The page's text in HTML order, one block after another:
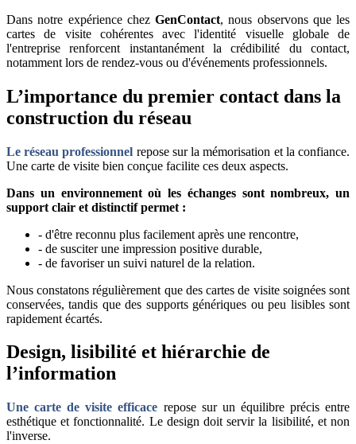
Dans notre expérience chez GenContact, nous observons que les
cartes de visite cohérentes avec l'identité visuelle globale de
l'entreprise renforcent instantanément la crédibilité du contact,
notamment lors de rendez-vous ou d'événements professionnels.
L’importance du premier contact dans la
construction du réseau
Le réseau professionnel repose sur la mémorisation et la confiance.
Une carte de visite bien conçue facilite ces deux aspects.
Dans un environnement où les échanges sont nombreux, un
support clair et distinctif permet :
- d'être reconnu plus facilement après une rencontre,
- de susciter une impression positive durable,
- de favoriser un suivi naturel de la relation.
Nous constatons régulièrement que des cartes de visite soignées sont
conservées, tandis que des supports génériques ou peu lisibles sont
rapidement écartés.
Design, lisibilité et hiérarchie de
l’information
Une carte de visite efficace repose sur un équilibre précis entre
esthétique et fonctionnalité. Le design doit servir la lisibilité, et non
l'inverse.